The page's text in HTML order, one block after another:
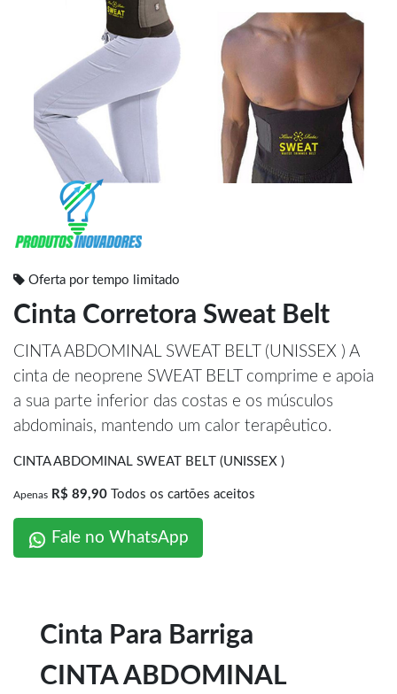
Oferta por tempo limitado
Cinta Corretora Sweat Belt
CINTA ABDOMINAL SWEAT BELT (UNISSEX ) A
cinta de neoprene SWEAT BELT comprime e apoia
a sua parte inferior das costas e os músculos
abdominais, mantendo um calor terapêutico.
CINTA ABDOMINAL SWEAT BELT (UNISSEX )
Apenas R$ 89,90 Todos os cartões aceitos
Fale no WhatsApp
Cinta Para Barriga
CINTA ABDOMINAL